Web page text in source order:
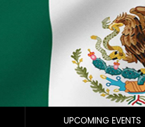
UPCOMING EVENTS